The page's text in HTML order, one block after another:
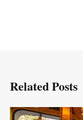
Related Posts